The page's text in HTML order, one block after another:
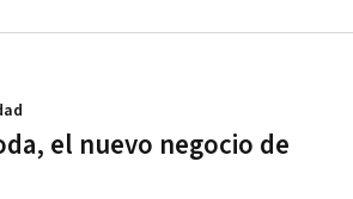
el nuevo negocio de